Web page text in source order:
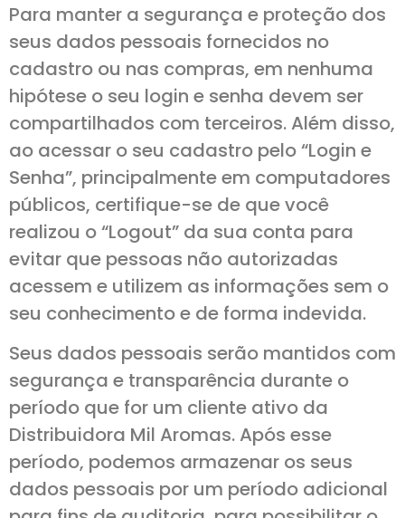
Para manter a segurança e proteção dos
seus dados pessoais fornecidos no
cadastro ou nas compras, em nenhuma
hipótese o seu login e senha devem ser
compartilhados com terceiros. Além disso,
ao acessar o seu cadastro pelo “Login e
Senha”, principalmente em computadores
públicos, certifique-se de que você
realizou o “Logout” da sua conta para
evitar que pessoas não autorizadas
acessem e utilizem as informações sem o
seu conhecimento e de forma indevida.
Seus dados pessoais serão mantidos com
segurança e transparência durante o
período que for um cliente ativo da
Distribuidora Mil Aromas. Após esse
período, podemos armazenar os seus
dados pessoais por um período adicional